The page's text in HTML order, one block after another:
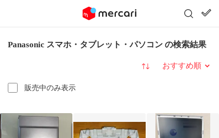
Panasonic スマホ・タブレット・パソコン の検索結果
販売中のみ表示
並び替え